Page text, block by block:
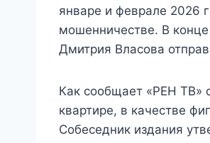
январе и феврале 2026
мошенничестве. В
Дмитрия Власова
Как сообщает «РЕН ТВ»
квартире, в качестве
Собеседник издания